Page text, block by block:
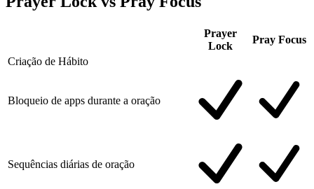
Prayer
Lock
Pray Focus
Criação de Hábito
Bloqueio de apps durante a oração
Sequências diárias de oração